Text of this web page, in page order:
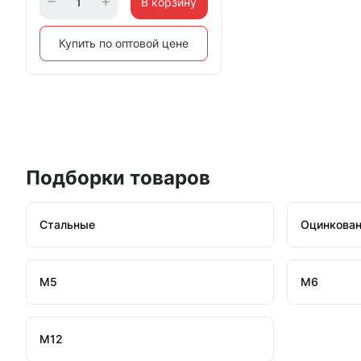
Купить по оптовой цене
Подборки товаров
Стальные
М5 М6
М12